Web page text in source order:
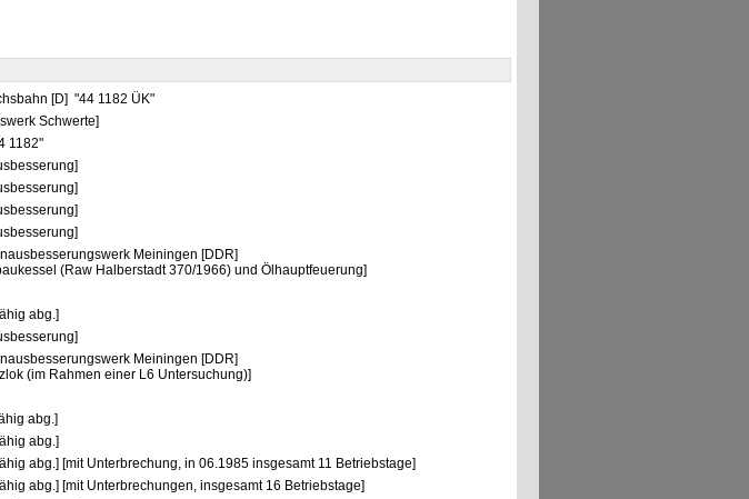
[D] "44 1182 ÜK"
Schwerte]
1182"
Meiningen [DDR]
(Raw Halberstadt 370/1966) und Ölhauptfeuerung]
abg.]
Meiningen [DDR]
(im Rahmen einer L6 Untersuchung)]
abg.]
abg.]
abg.] [mit Unterbrechung, in 06.1985 insgesamt 11 Betriebstage]
abg.] [mit Unterbrechungen, insgesamt 16 Betriebstage]